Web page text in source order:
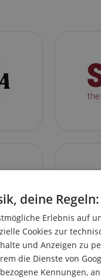
deine
Erlebnis auf
Cookies zur
und Anzeigen zu
die Dienste von
Kennungen,